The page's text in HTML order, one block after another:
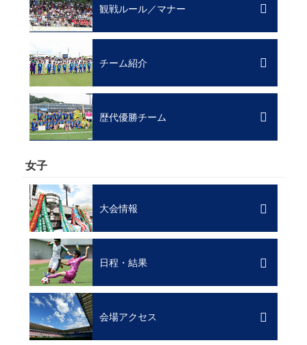
観戦ルール／マナー
チーム紹介
歴代優勝チーム
女子
大会情報
日程・結果
会場アクセス